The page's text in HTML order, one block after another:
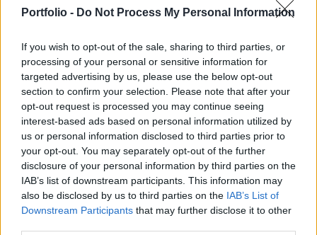
Portfolio - Do Not Process My Personal Information
If you wish to opt-out of the sale, sharing to third parties, or
processing of your personal or sensitive information for
targeted advertising by us, please use the below opt-out
section to confirm your selection. Please note that after your
opt-out request is processed you may continue seeing
interest-based ads based on personal information utilized by
us or personal information disclosed to third parties prior to
your opt-out. You may separately opt-out of the further
disclosure of your personal information by third parties on the
IAB’s list of downstream participants. This information may
also be disclosed by us to third parties on the IAB’s List of
Downstream Participants that may further disclose it to other
Reserve döntéshozói az irányadó kamatokon a
Az irányadó sáv tehát maradt 0-0,25%, ahogy ez fennáll
március óta. A Fed a döntést azzal indokolták, hogy az
Egyesült Államok gazdasági kilábalása még tart, így
szükség van minden lehetséges támogatóeszközre.
Egyszerre a Fed azt is megerősítette, hogy kitart a jelenleg
zajló, havi 120 milliárd dolláros kötvényvásárlási
programja mellett, amíg el nem éri az inflációs...
KEDVES OLVASÓNK!